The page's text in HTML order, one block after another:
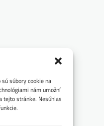
súbory cookie na
nám umožní
tejto stránke. Nesúhlas